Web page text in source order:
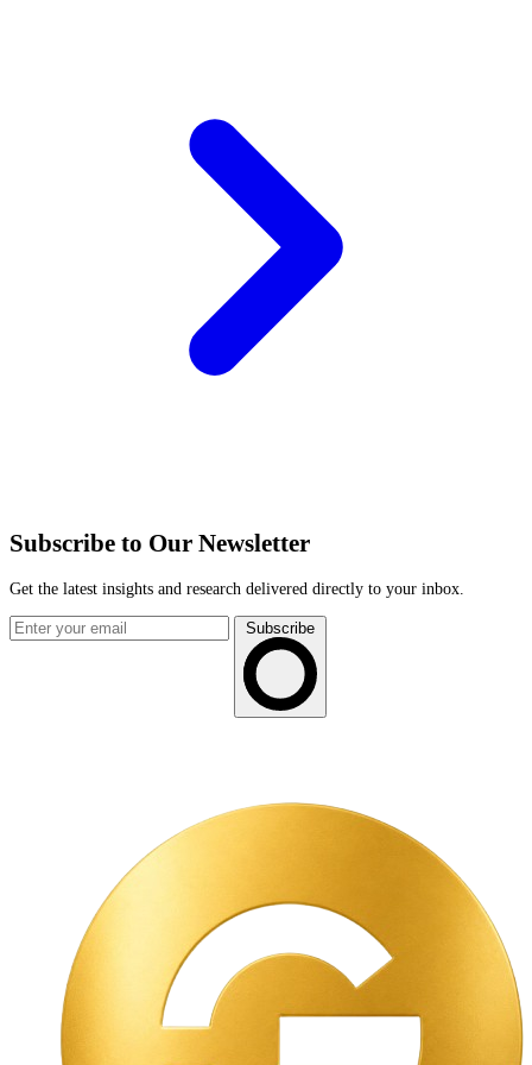
Subscribe to Our Newsletter
Get the latest insights and research delivered directly to your inbox.
Subscribe